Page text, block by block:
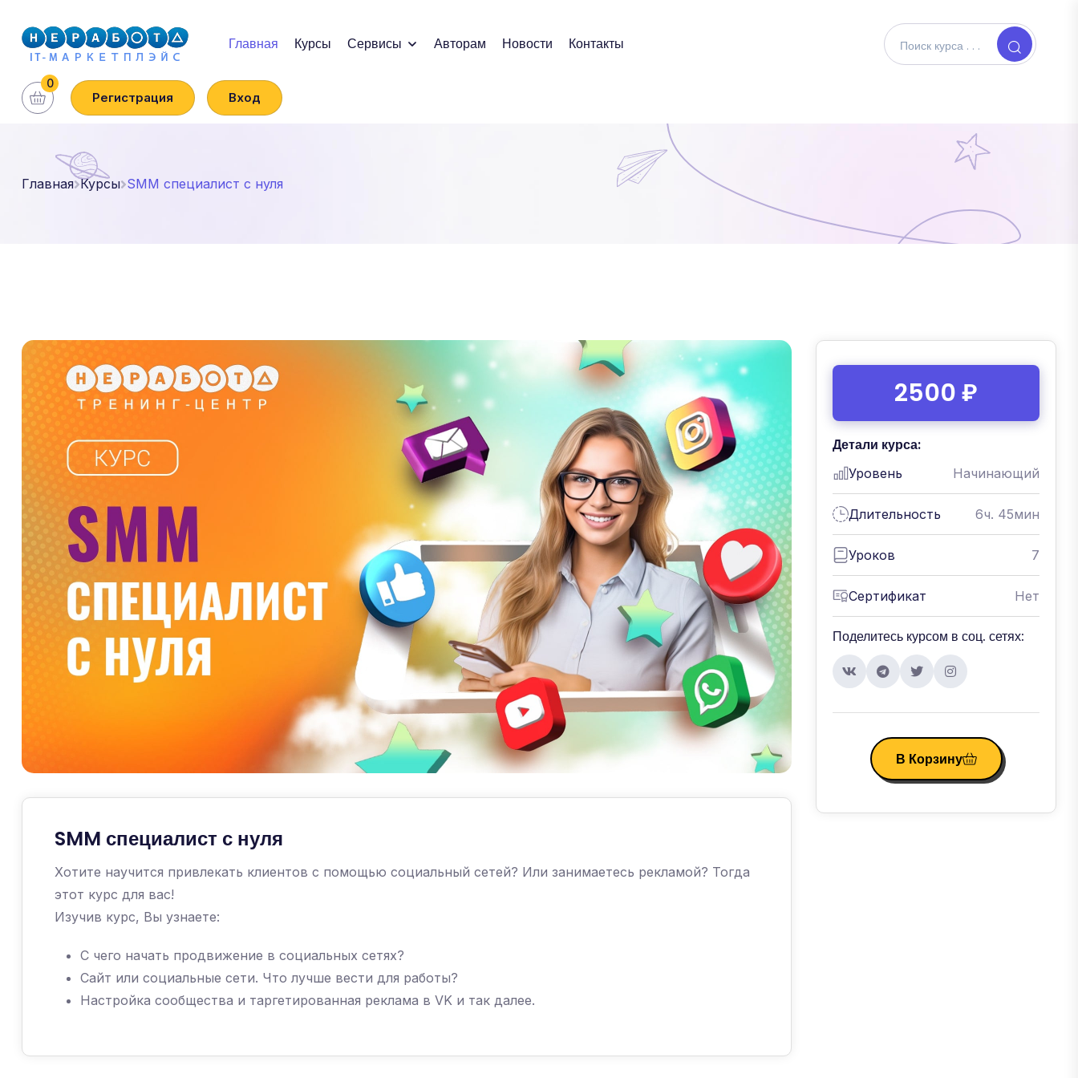
Главная Курсы Сервисы Авторам Новости Контакты
0
Регистрация Вход
Главная Курсы SMM специалист с нуля
SMM специалист с нуля
Хотите научится привлекать клиентов с помощью социальный сетей? Или занимаетесь рекламой? Тогда
этот курс для вас!
Изучив курс, Вы узнаете:
С чего начать продвижение в социальных сетях?
Сайт или социальные сети. Что лучше вести для работы?
Настройка сообщества и таргетированная реклама в VK и так далее.
2500 ₽
Детали курса:
Уровень Начинающий
Длительность 6ч. 45мин
Уроков 7
Сертификат Нет
Поделитесь курсом в соц. сетях:
В Корзину